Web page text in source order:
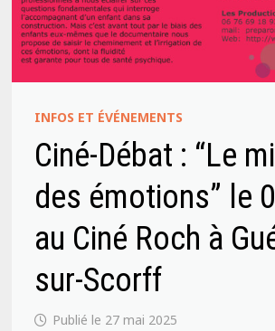
INFOS ET ÉVÉNEMENTS
Ciné-Débat : “Le
des émotions” le
au Ciné Roch à
sur-Scorff
27 mai 2025